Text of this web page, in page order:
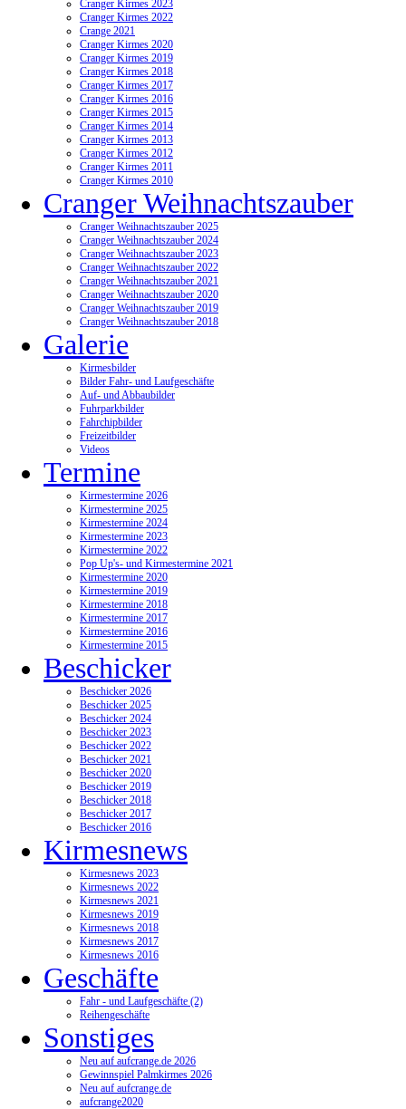
Cranger Kirmes 2023
Cranger Kirmes 2022
Crange 2021
Cranger Kirmes 2020
Cranger Kirmes 2019
Cranger Kirmes 2018
Cranger Kirmes 2017
Cranger Kirmes 2016
Cranger Kirmes 2015
Cranger Kirmes 2014
Cranger Kirmes 2013
Cranger Kirmes 2012
Cranger Kirmes 2011
Cranger Kirmes 2010
Cranger Weihnachtszauber
Cranger Weihnachtszauber 2025
Cranger Weihnachtszauber 2024
Cranger Weihnachtszauber 2023
Cranger Weihnachtszauber 2022
Cranger Weihnachtszauber 2021
Cranger Weihnachtszauber 2020
Cranger Weihnachtszauber 2019
Cranger Weihnachtszauber 2018
Galerie
Kirmesbilder
Bilder Fahr- und Laufgeschäfte
Auf- und Abbaubilder
Fuhrparkbilder
Fahrchipbilder
Freizeitbilder
Videos
Termine
Kirmestermine 2026
Kirmestermine 2025
Kirmestermine 2024
Kirmestermine 2023
Kirmestermine 2022
Pop Up's- und Kirmestermine 2021
Kirmestermine 2020
Kirmestermine 2019
Kirmestermine 2018
Kirmestermine 2017
Kirmestermine 2016
Kirmestermine 2015
Beschicker
Beschicker 2026
Beschicker 2025
Beschicker 2024
Beschicker 2023
Beschicker 2022
Beschicker 2021
Beschicker 2020
Beschicker 2019
Beschicker 2018
Beschicker 2017
Beschicker 2016
Kirmesnews
Kirmesnews 2023
Kirmesnews 2022
Kirmesnews 2021
Kirmesnews 2019
Kirmesnews 2018
Kirmesnews 2017
Kirmesnews 2016
Geschäfte
Fahr - und Laufgeschäfte (2)
Reihengeschäfte
Sonstiges
Neu auf aufcrange.de 2026
Gewinnspiel Palmkirmes 2026
Neu auf aufcrange.de
aufcrange2020